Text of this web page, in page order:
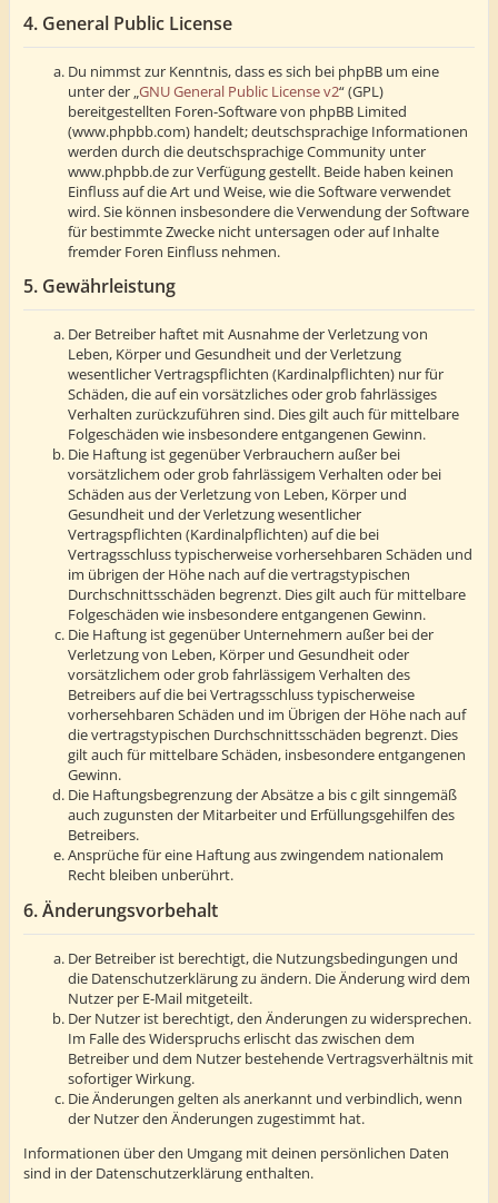
4. General Public License
Du nimmst zur Kenntnis, dass es sich bei phpBB um eine
unter der „GNU General Public License v2“ (GPL)
bereitgestellten Foren-Software von phpBB Limited
(www.phpbb.com) handelt; deutschsprachige Informationen
werden durch die deutschsprachige Community unter
www.phpbb.de zur Verfügung gestellt. Beide haben keinen
Einfluss auf die Art und Weise, wie die Software verwendet
wird. Sie können insbesondere die Verwendung der Software
für bestimmte Zwecke nicht untersagen oder auf Inhalte
fremder Foren Einfluss nehmen.
5. Gewährleistung
Der Betreiber haftet mit Ausnahme der Verletzung von
Leben, Körper und Gesundheit und der Verletzung
wesentlicher Vertragspflichten (Kardinalpflichten) nur für
Schäden, die auf ein vorsätzliches oder grob fahrlässiges
Verhalten zurückzuführen sind. Dies gilt auch für mittelbare
Folgeschäden wie insbesondere entgangenen Gewinn.
Die Haftung ist gegenüber Verbrauchern außer bei
vorsätzlichem oder grob fahrlässigem Verhalten oder bei
Schäden aus der Verletzung von Leben, Körper und
Gesundheit und der Verletzung wesentlicher
Vertragspflichten (Kardinalpflichten) auf die bei
Vertragsschluss typischerweise vorhersehbaren Schäden und
im übrigen der Höhe nach auf die vertragstypischen
Durchschnittsschäden begrenzt. Dies gilt auch für mittelbare
Folgeschäden wie insbesondere entgangenen Gewinn.
Die Haftung ist gegenüber Unternehmern außer bei der
Verletzung von Leben, Körper und Gesundheit oder
vorsätzlichem oder grob fahrlässigem Verhalten des
Betreibers auf die bei Vertragsschluss typischerweise
vorhersehbaren Schäden und im Übrigen der Höhe nach auf
die vertragstypischen Durchschnittsschäden begrenzt. Dies
gilt auch für mittelbare Schäden, insbesondere entgangenen
Gewinn.
Die Haftungsbegrenzung der Absätze a bis c gilt sinngemäß
auch zugunsten der Mitarbeiter und Erfüllungsgehilfen des
Betreibers.
Ansprüche für eine Haftung aus zwingendem nationalem
Recht bleiben unberührt.
6. Änderungsvorbehalt
Der Betreiber ist berechtigt, die Nutzungsbedingungen und
die Datenschutzerklärung zu ändern. Die Änderung wird dem
Nutzer per E-Mail mitgeteilt.
Der Nutzer ist berechtigt, den Änderungen zu widersprechen.
Im Falle des Widerspruchs erlischt das zwischen dem
Betreiber und dem Nutzer bestehende Vertragsverhältnis mit
sofortiger Wirkung.
Die Änderungen gelten als anerkannt und verbindlich, wenn
der Nutzer den Änderungen zugestimmt hat.
Informationen über den Umgang mit deinen persönlichen Daten
sind in der Datenschutzerklärung enthalten.